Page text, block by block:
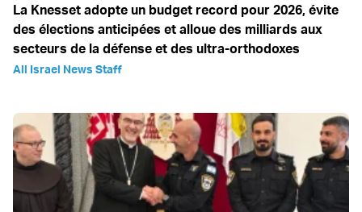
La Knesset adopte un budget record pour 2026, évite
des élections anticipées et alloue des milliards aux
secteurs de la défense et des ultra-orthodoxes
All Israel News Staff